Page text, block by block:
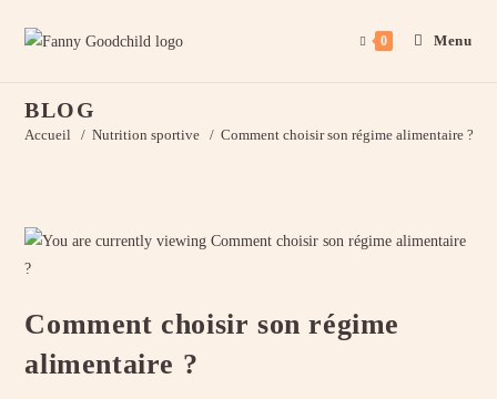
0 Menu
BLOG
Accueil / Nutrition sportive / Comment choisir son régime alimentaire ?
Comment choisir son régime
alimentaire ?